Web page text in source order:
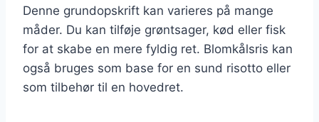
Denne grundopskrift kan varieres på mange
måder. Du kan tilføje grøntsager, kød eller fisk
for at skabe en mere fyldig ret. Blomkålsris kan
også bruges som base for en sund risotto eller
som tilbehør til en hovedret.